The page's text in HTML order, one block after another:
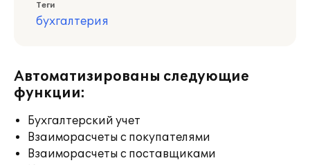
Теги
бухгалтерия
Автоматизированы следующие
функции:
Бухгалтерский учет
Взаиморасчеты с покупателями
Взаиморасчеты с поставщиками